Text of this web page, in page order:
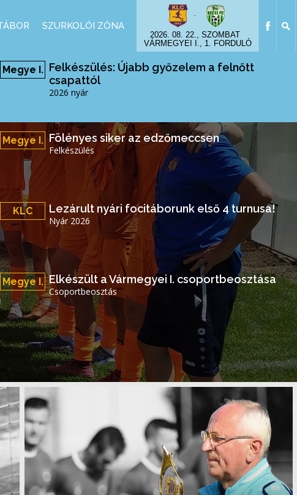
-
2026. 08. 22., SZOMBAT
VÁRMEGYEI I., 1. FORDULÓ
SZURKOLÓI ZÓNA
Megye I. Felkészülés: Újabb győzelem a felnőtt
csapattól
2026 nyár
Megye I. Fölényes siker az edzőmeccsen
Felkészülés
KLC Lezárult nyári focitáborunk első 4 turnusa!
Nyár 2026
Megye I. Elkészült a Vármegyei I. csoportbeosztása
Csoportbeosztás